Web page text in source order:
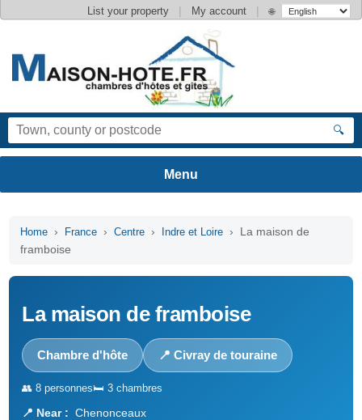
List your property | My account | 🌐
🔍
Home › France ›Centre › Indre et Loire › La maison de
framboise
La maison de framboise
Chambre d'hôte 📍 Civray de touraine
👥 8 personnes🛏️ 3 chambres
📍 Near : Chenonceaux